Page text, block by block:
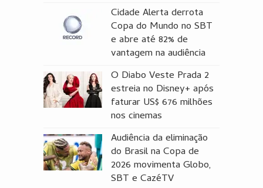
Cidade Alerta derrota
Copa do Mundo no SBT
e abre até 82% de
vantagem na audiência
O Diabo Veste Prada 2
estreia no Disney+ após
faturar US$ 676 milhões
nos cinemas
Audiência da eliminação
do Brasil na Copa de
2026 movimenta Globo,
SBT e CazéTV